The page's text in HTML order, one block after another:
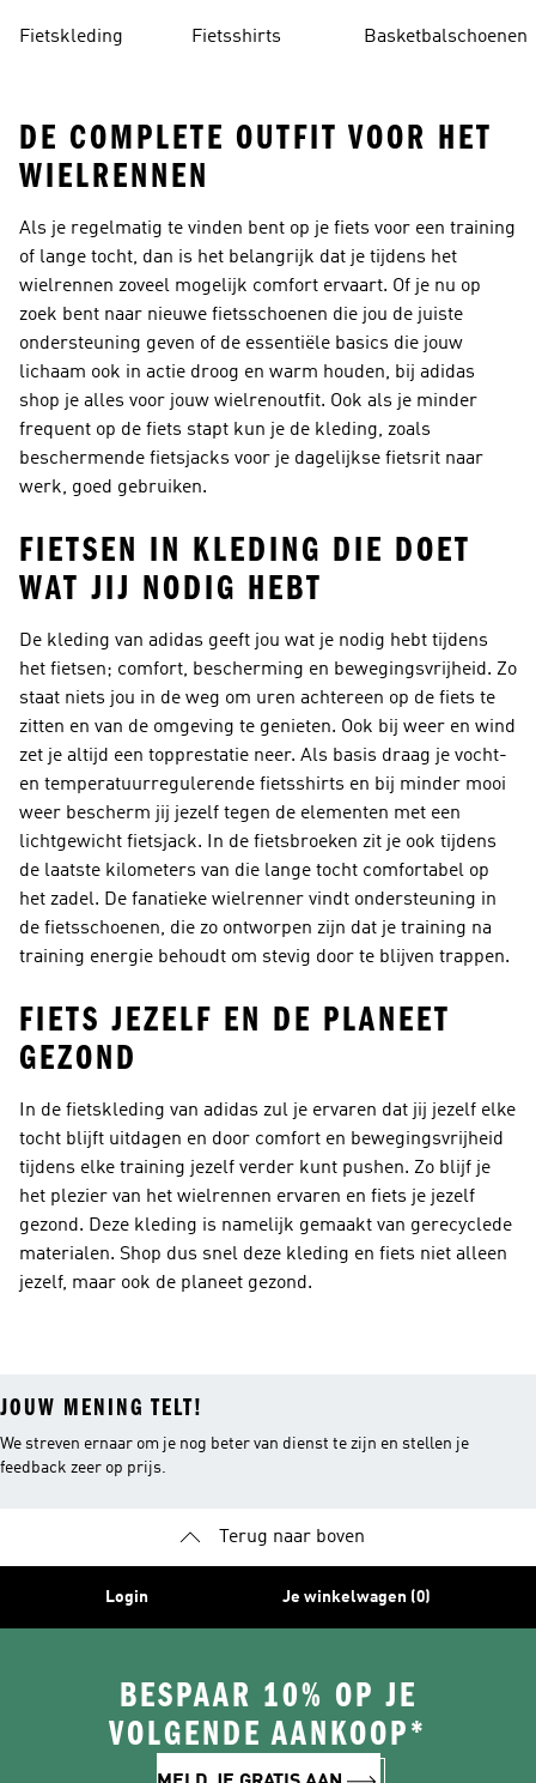
Fietskleding
Fietsshirts
Basketbalschoenen
DE COMPLETE OUTFIT VOOR HET
WIELRENNEN
Als je regelmatig te vinden bent op je fiets voor een training
of lange tocht, dan is het belangrijk dat je tijdens het
wielrennen zoveel mogelijk comfort ervaart. Of je nu op
zoek bent naar nieuwe fietsschoenen die jou de juiste
ondersteuning geven of de essentiële basics die jouw
lichaam ook in actie droog en warm houden, bij adidas
shop je alles voor jouw wielrenoutfit. Ook als je minder
frequent op de fiets stapt kun je de kleding, zoals
beschermende fietsjacks voor je dagelijkse fietsrit naar
werk, goed gebruiken.
FIETSEN IN KLEDING DIE DOET
WAT JIJ NODIG HEBT
De kleding van adidas geeft jou wat je nodig hebt tijdens
het fietsen; comfort, bescherming en bewegingsvrijheid. Zo
staat niets jou in de weg om uren achtereen op de fiets te
zitten en van de omgeving te genieten. Ook bij weer en wind
zet je altijd een topprestatie neer. Als basis draag je vocht-
en temperatuurregulerende fietsshirts en bij minder mooi
weer bescherm jij jezelf tegen de elementen met een
lichtgewicht fietsjack. In de fietsbroeken zit je ook tijdens
de laatste kilometers van die lange tocht comfortabel op
het zadel. De fanatieke wielrenner vindt ondersteuning in
de fietsschoenen, die zo ontworpen zijn dat je training na
training energie behoudt om stevig door te blijven trappen.
FIETS JEZELF EN DE PLANEET
GEZOND
In de fietskleding van adidas zul je ervaren dat jij jezelf elke
tocht blijft uitdagen en door comfort en bewegingsvrijheid
tijdens elke training jezelf verder kunt pushen. Zo blijf je
het plezier van het wielrennen ervaren en fiets je jezelf
gezond. Deze kleding is namelijk gemaakt van gerecyclede
materialen. Shop dus snel deze kleding en fiets niet alleen
jezelf, maar ook de planeet gezond.
JOUW MENING TELT!
We streven ernaar om je nog beter van dienst te zijn en stellen je
feedback zeer op prijs.
Terug naar boven
Login Je winkelwagen (0)
BESPAAR 10% OP JE
VOLGENDE AANKOOP*